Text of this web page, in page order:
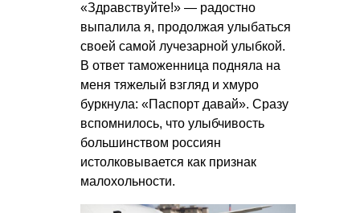
«Здравствуйте!» — радостно
выпалила я, продолжая улыбаться
своей самой лучезарной улыбкой.
В ответ таможенница подняла на
меня тяжелый взгляд и хмуро
буркнула: «Паспорт давай». Сразу
вспомнилось, что улыбчивость
большинством россиян
истолковывается как признак
малохольности.